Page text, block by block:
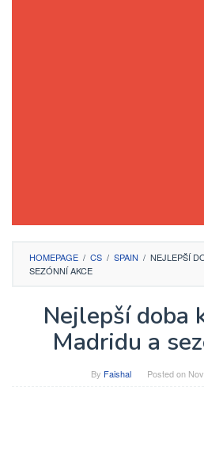
HOMEPAGE / CS / SPAIN / NEJLEPŠÍ
SEZÓNNÍ AKCE
Nejlepší doba
Madridu a
By Faishal Posted on